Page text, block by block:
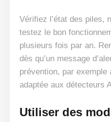
Vérifiez l’état des piles,
testez le bon
plusieurs fois par an.
dès qu’un message
prévention, par exemple
adaptée aux détecteurs
Utiliser des